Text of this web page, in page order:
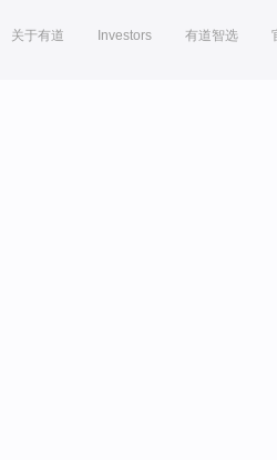
关于有道 Investors 有道智选